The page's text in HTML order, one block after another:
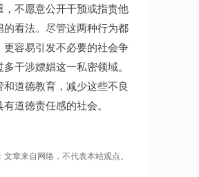
不愿意公开干预或指责他
看法。尽管这两种行为都
容易引发不必要的社会争
干涉嫖娼这一私密领域。
道德教育，减少这些不良
道德责任感的社会。
章来自网络，不代表本站观点。